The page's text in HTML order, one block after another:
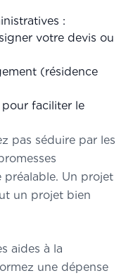
:
votre devis ou
(résidence
faciliter le
pas séduire par les
Un projet
un projet bien
aides à la
une dépense